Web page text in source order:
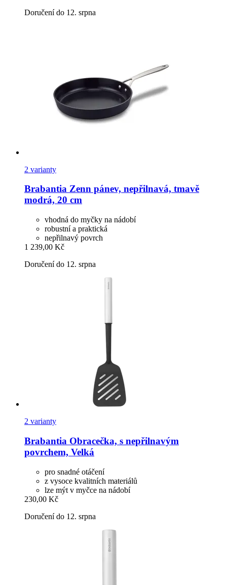
Doručení do 12. srpna
2 varianty
Brabantia Zenn pánev, nepřilnavá, tmavě
modrá, 20 cm
vhodná do myčky na nádobí
robustní a praktická
nepřilnavý povrch
1 239,00 Kč
Doručení do 12. srpna
2 varianty
Brabantia Obracečka, s nepřilnavým
povrchem, Velká
pro snadné otáčení
z vysoce kvalitních materiálů
lze mýt v myčce na nádobí
230,00 Kč
Doručení do 12. srpna